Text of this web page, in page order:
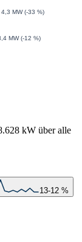
kW über alle
13-12 %